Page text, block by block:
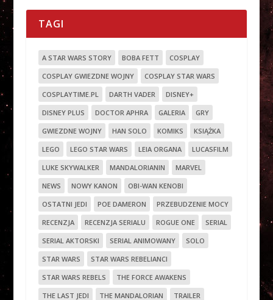
TAGI
A STAR WARS STORY BOBA FETT
COSPLAY
COSPLAY GWIEZDNE WOJNY
COSPLAY STAR WARS
COSPLAYTIME.PL
DARTH VADER
DISNEY+
DISNEY PLUS
DOCTOR APHRA GALERIA
GRY
GWIEZDNE WOJNY
HAN SOLO KOMIKS
KSIĄŻKA
LEGO
LEGO STAR WARS LEIA ORGANA
LUCASFILM
LUKE SKYWALKER
MANDALORIANIN
MARVEL
NEWS
NOWY KANON
OBI-WAN KENOBI
OSTATNI JEDI
POE DAMERON
PRZEBUDZENIE MOCY
RECENZJA
RECENZJA SERIALU ROGUE ONE
SERIAL
SERIAL AKTORSKI
SERIAL ANIMOWANY
SOLO
STAR WARS
STAR WARS REBELIANCI
STAR WARS REBELS
THE FORCE AWAKENS
THE LAST JEDI
THE MANDALORIAN TRAILER